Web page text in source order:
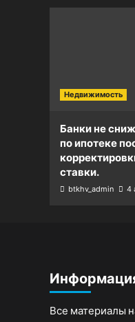
Недвижимость
Банки не
по ипотеке
ставки.
btkhv_admin 4
Все материалы